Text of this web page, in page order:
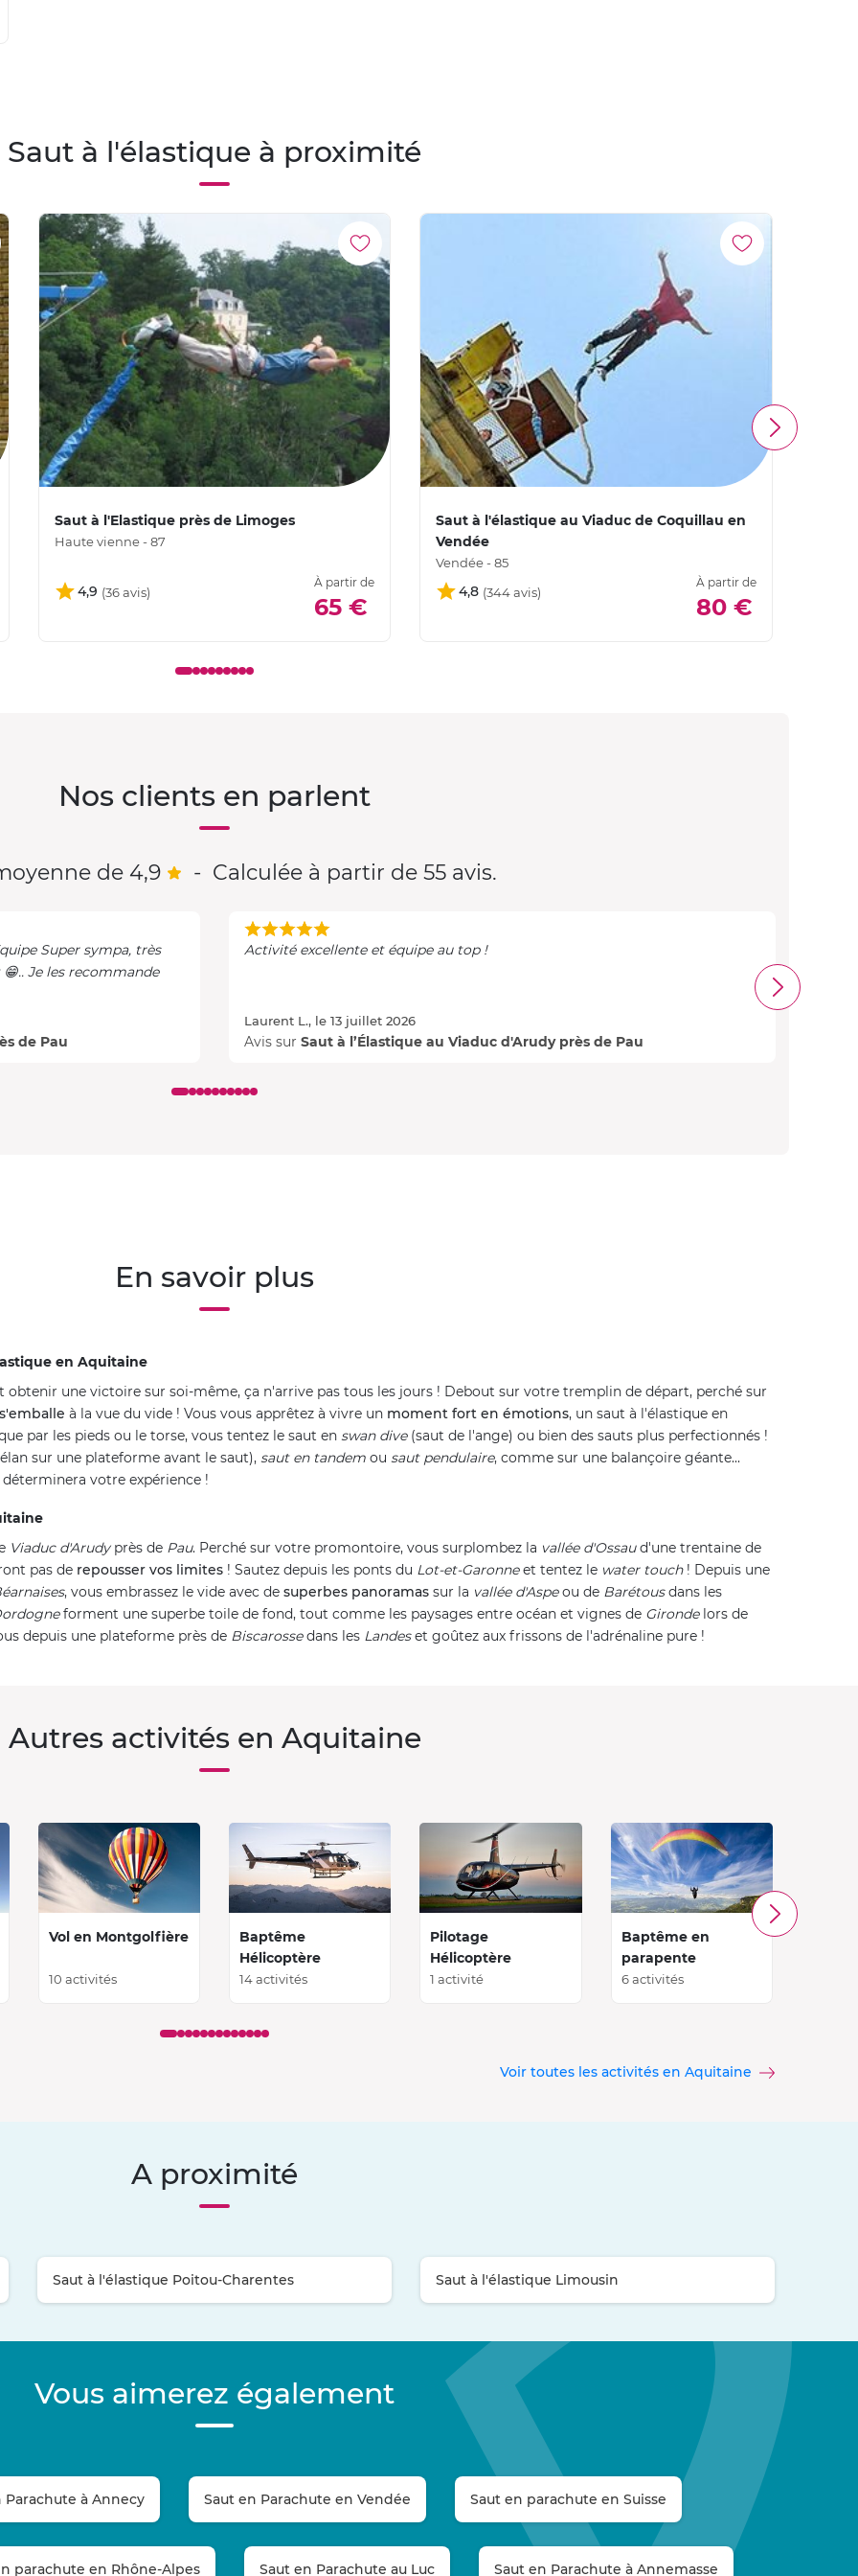
Saut à l'élastique à proximité
Saut à l'Elastique près de Limoges
Haute vienne - 87
4,9
À partir de
65 €
Saut à l'élastique au Viaduc de Coquillau en
Vendée
Vendée - 85
4,8
À partir de
80 €
Nos clients en parlent
de 4,9 - Calculée à partir de 55 avis.
Super sympa, très
Je les recommande
de Pau
Activité excellente et équipe au top !
Laurent L., le 13 juillet 2026
Avis sur Saut à l’Élastique au Viaduc d'Arudy près de Pau
En savoir plus
en Aquitaine
obtenir une victoire sur soi-même, ça n'arrive pas tous les jours ! Debout sur votre tremplin de départ, perché sur
à la vue du vide ! Vous vous apprêtez à vivre un moment fort en émotions, un saut à l'élastique en
par les pieds ou le torse, vous tentez le saut en swan dive(saut de l'ange) ou bien des sauts plus perfectionnés !
sur une plateforme avant le saut), saut en tandem ou saut pendulaire, comme sur une balançoire géante...
votre expérience !
Viaduc d'Arudyprès de Pau. Perché sur votre promontoire, vous surplombez la vallée d'Ossaud'une trentaine de
pas de repousser vos limites ! Sautez depuis les ponts du Lot-et-Garonneet tentez le water touch! Depuis une
, vous embrassez le vide avec de superbes panoramas sur la vallée d'Aspeou de Barétousdans les
forment une superbe toile de fond, tout comme les paysages entre océan et vignes de Girondelors de
depuis une plateforme près de Biscarossedans les Landeset goûtez aux frissons de l'adrénaline pure !
Autres activités en Aquitaine
Vol en Montgolfière
10 activités
Baptême
Hélicoptère
14 activités
Pilotage
Hélicoptère
1 activité
Baptême en
parapente
6 activités
Voir toutes les activités en Aquitaine
A proximité
Saut à l'élastique Poitou-Charentes Saut à l'élastique Limousin
Vous aimerez également
Parachute à Annecy Saut en Parachute en Vendée Saut en parachute en Suisse
parachute en Rhône-Alpes Saut en Parachute au Luc Saut en Parachute à Annemasse